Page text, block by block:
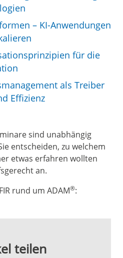
– KI-Anwendungen
für die
als Treiber
Effizienz
sind unabhängig
entscheiden, zu welchem
etwas erfahren wollten
an.
rund um ADAM®:
teilen